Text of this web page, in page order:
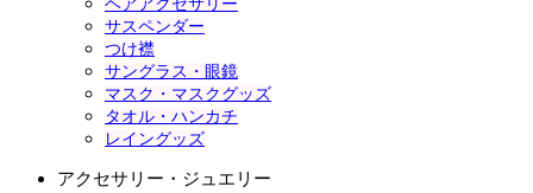
ヘアアクセサリー
サスペンダー
つけ襟
サングラス・眼鏡
マスク・マスクグッズ
タオル・ハンカチ
レイングッズ
アクセサリー・ジュエリー